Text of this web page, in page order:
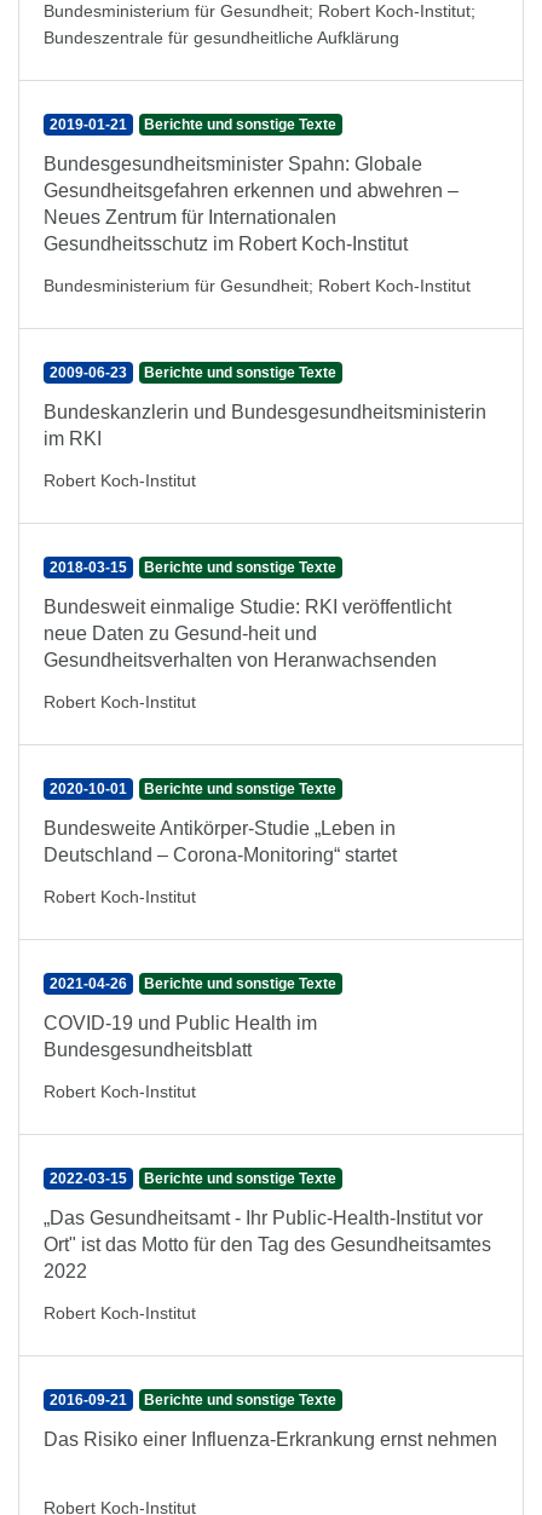
Bundesministerium für Gesundheit; Robert Koch-Institut;
Bundeszentrale für gesundheitliche Aufklärung
2019-01-21 Berichte und sonstige Texte
Bundesgesundheitsminister Spahn: Globale
Gesundheitsgefahren erkennen und abwehren –
Neues Zentrum für Internationalen
Gesundheitsschutz im Robert Koch-Institut
Bundesministerium für Gesundheit; Robert Koch-Institut
2009-06-23 Berichte und sonstige Texte
Bundeskanzlerin und Bundesgesundheitsministerin
im RKI
Robert Koch-Institut
2018-03-15 Berichte und sonstige Texte
Bundesweit einmalige Studie: RKI veröffentlicht
neue Daten zu Gesund-heit und
Gesundheitsverhalten von Heranwachsenden
Robert Koch-Institut
2020-10-01 Berichte und sonstige Texte
Bundesweite Antikörper-Studie „Leben in
Deutschland – Corona-Monitoring“ startet
Robert Koch-Institut
2021-04-26 Berichte und sonstige Texte
COVID-19 und Public Health im
Bundesgesundheitsblatt
Robert Koch-Institut
2022-03-15 Berichte und sonstige Texte
„Das Gesundheitsamt - Ihr Public-Health-Institut vor
Ort" ist das Motto für den Tag des Gesundheitsamtes
2022
Robert Koch-Institut
2016-09-21 Berichte und sonstige Texte
Das Risiko einer Influenza-Erkrankung ernst nehmen
Robert Koch-Institut